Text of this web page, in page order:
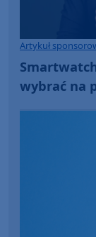
Artykuł
wybrać na